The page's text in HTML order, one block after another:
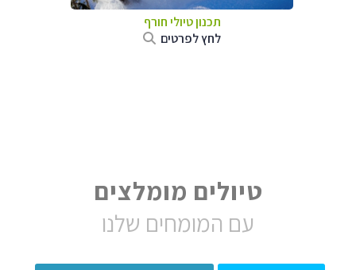
תכנון טיולי חורף
לחץ לפרטים
טיולים מומלצים
עם המומחים שלנו